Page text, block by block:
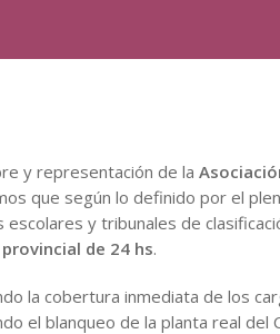
y representación de la
que según lo definido por el
escolares y tribunales de
de 24 hs.
la cobertura inmediata de los
el blanqueo de la planta real del